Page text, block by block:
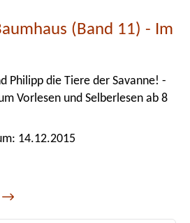
(Band 11) - Im
Philipp die Tiere der Savanne! -
Vorlesen und Selberlesen ab 8
14.12.2015